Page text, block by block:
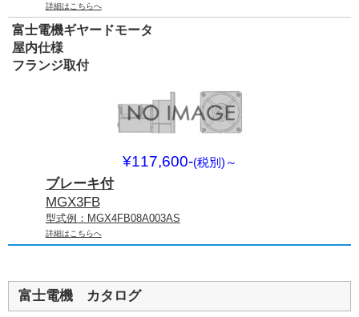
詳細はこちらへ
富士電機ギヤードモータ
屋内仕様
フランジ取付
¥117,600-(税別) ～
ブレーキ付
MGX3FB
型式例：MGX4FB08A003AS
詳細はこちらへ
富士電機 カタログ